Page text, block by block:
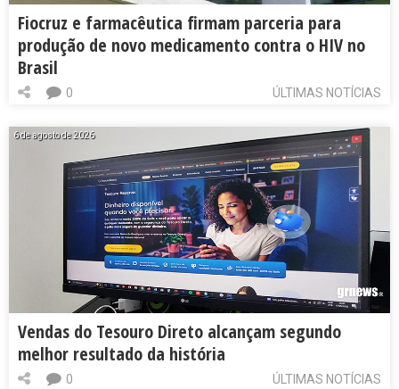
Fiocruz e farmacêutica firmam parceria para
produção de novo medicamento contra o HIV no
Brasil
ÚLTIMAS NOTÍCIAS
0
6 de agosto de 2026
Vendas do Tesouro Direto alcançam segundo
melhor resultado da história
ÚLTIMAS NOTÍCIAS
0